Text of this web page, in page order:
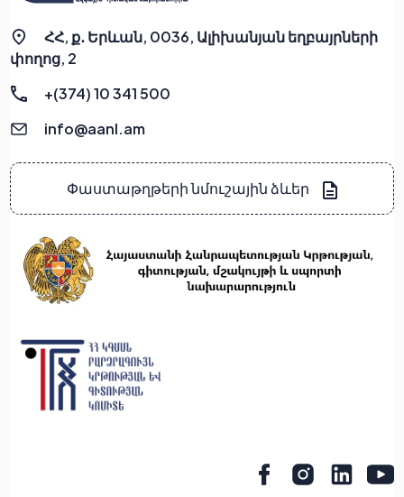
ՀՀ, ք․ Երևան, 0036, Ալիխանյան եղբայրների
փողոց, 2
+(374) 10 341 500
info@aanl.am
Փաստաթղթերի նմուշային ձևեր